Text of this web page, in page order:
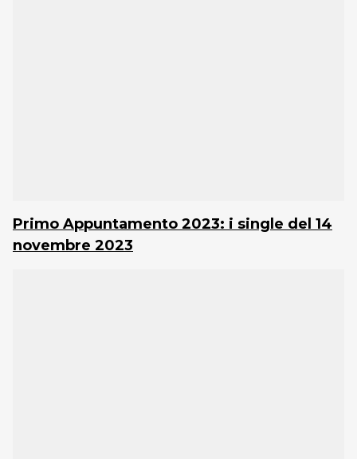
Primo Appuntamento 2023: i single del 14
novembre 2023